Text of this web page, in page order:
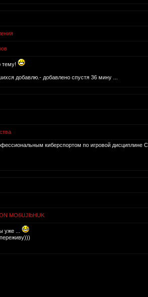
тему!
добавлю.- добавлено спустя 36 мину ...
киберспортом по игровой дисциплине
MO6UJIbHUK
уже ...